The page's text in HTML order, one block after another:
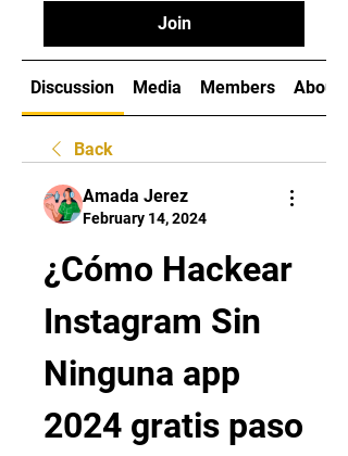
Join
Discussion Media Members About
Back
Amada Jerez
February 14, 2024
¿Cómo Hackear
Instagram Sin
Ninguna app
2024 gratis paso